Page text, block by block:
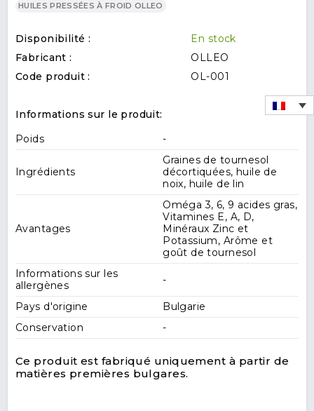
HUILES PRESSÉES À FROID OLLEO
Disponibilité :
Fabricant :
Code produit :
En stock
OLLEO
OL-001
Informations sur le produit:
Poids
-
Ingrédients
Graines de tournesol
décortiquées, huile de
noix, huile de lin
Avantages
Oméga 3, 6, 9 acides gras,
Vitamines E, A, D,
Minéraux Zinc et
Potassium, Arôme et
goût de tournesol
Informations sur les
allergènes
-
Pays d'origine
Bulgarie
Conservation
-
Ce produit est fabriqué uniquement à partir de
matières premières bulgares.